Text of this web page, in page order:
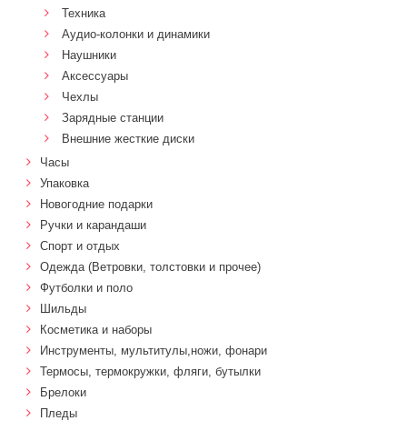
Техника
Аудио-колонки и динамики
Наушники
Аксессуары
Чехлы
Зарядные станции
Внешние жесткие диски
Часы
Упаковка
Новогодние подарки
Ручки и карандаши
Спорт и отдых
Одежда (Ветровки, толстовки и прочее)
Футболки и поло
Шильды
Косметика и наборы
Инструменты, мультитулы,ножи, фонари
Термосы, термокружки, фляги, бутылки
Брелоки
Пледы